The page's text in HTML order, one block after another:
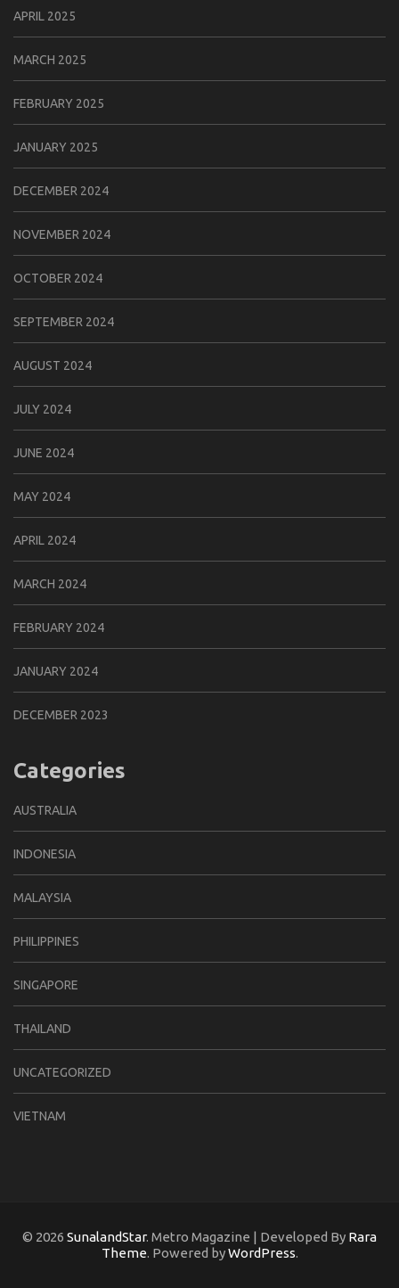
APRIL 2025
MARCH 2025
FEBRUARY 2025
JANUARY 2025
DECEMBER 2024
NOVEMBER 2024
OCTOBER 2024
SEPTEMBER 2024
AUGUST 2024
JULY 2024
JUNE 2024
MAY 2024
APRIL 2024
MARCH 2024
FEBRUARY 2024
JANUARY 2024
DECEMBER 2023
Categories
AUSTRALIA
INDONESIA
MALAYSIA
PHILIPPINES
SINGAPORE
THAILAND
UNCATEGORIZED
VIETNAM
© 2026 SunalandStar. Metro Magazine | Developed By Rara
Theme. Powered byWordPress.